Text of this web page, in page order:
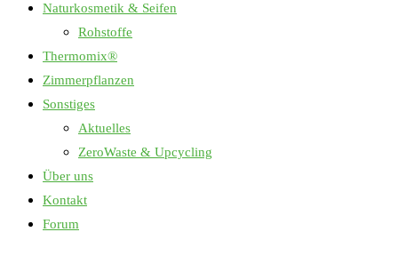
Naturkosmetik & Seifen
Rohstoffe
Thermomix®
Zimmerpflanzen
Sonstiges
Aktuelles
ZeroWaste & Upcycling
Über uns
Kontakt
Forum